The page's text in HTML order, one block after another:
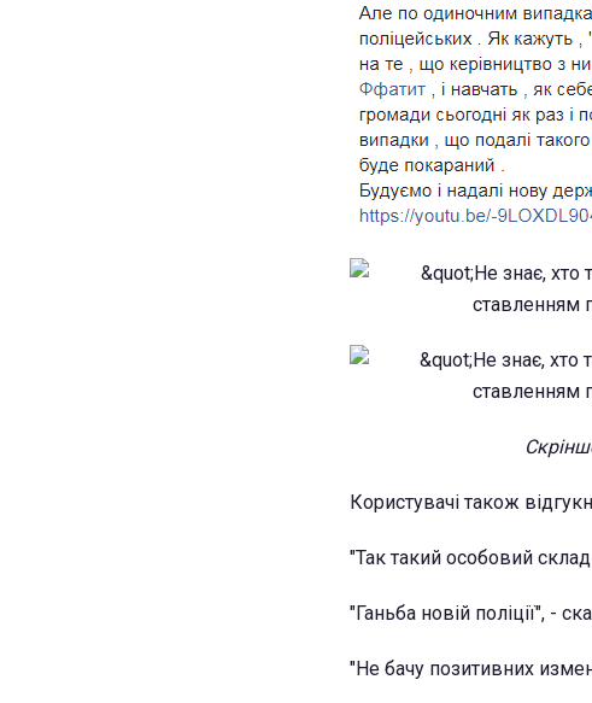
Користувачі також
"Так такий особовий
"Ганьба новій поліції", -
"Не бачу позитивних